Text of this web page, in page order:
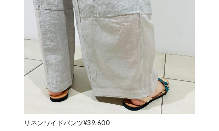
リネンワイドパンツ¥39,600